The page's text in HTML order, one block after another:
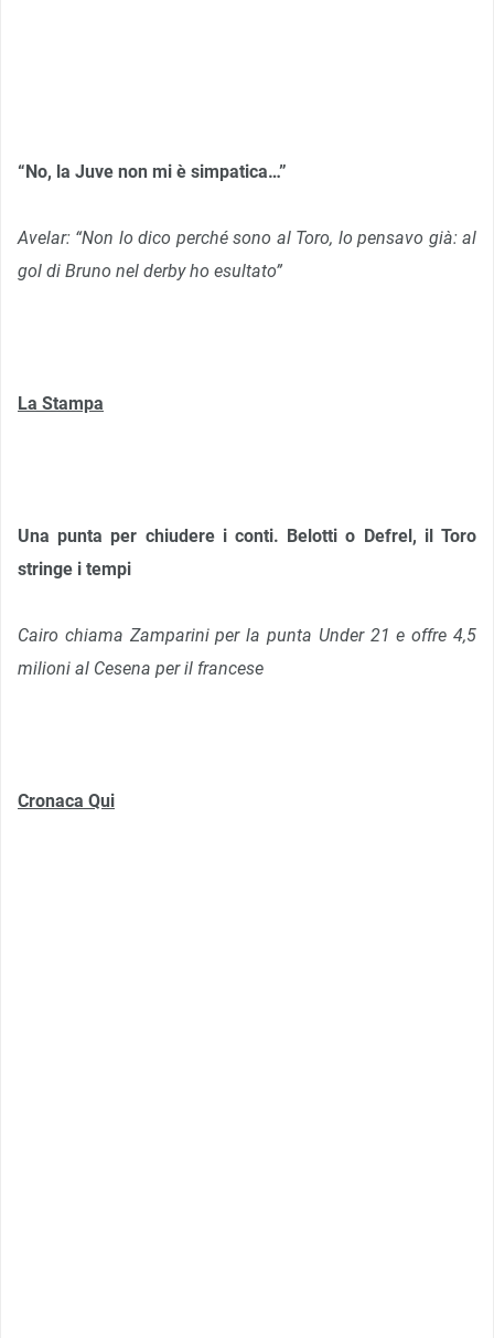
“No, la Juve non mi è simpatica…”
Avelar: “Non lo dico perché sono al Toro, lo pensavo già: al
gol di Bruno nel derby ho esultato”
La Stampa
Una punta per chiudere i conti. Belotti o Defrel, il Toro
stringe i tempi
Cairo chiama Zamparini per la punta Under 21 e offre 4,5
milioni al Cesena per il francese
Cronaca Qui